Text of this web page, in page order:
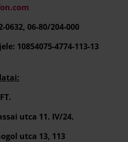
06-80/204-000
10854075-4774-113-13
utca 11. IV/24.
utca 13, 113